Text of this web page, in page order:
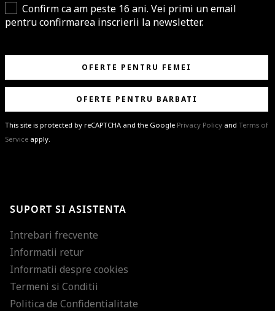
Confirm ca am peste 16 ani. Vei primi un email
pentru confirmarea inscrierii la newsletter.
OFERTE PENTRU FEMEI
OFERTE PENTRU BARBATI
This site is protected by reCAPTCHA and the Google Privacy Policy and Terms of
Service apply.
ultimele tendinte in moda!
SUPORT SI ASISTENTA
Intrebari frecvente
Informatii retur
Informatii despre cookies
Termeni si Conditii
Politica de Confidentialitate